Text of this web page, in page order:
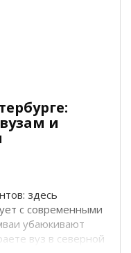
и
здесь
с современными
убаюкивают
вуз в северной